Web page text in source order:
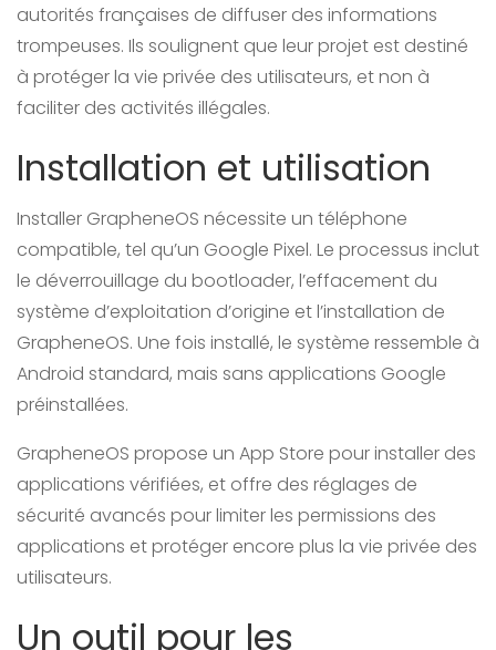
autorités françaises de diffuser des informations
trompeuses. Ils soulignent que leur projet est destiné
à protéger la vie privée des utilisateurs, et non à
faciliter des activités illégales.
Installation et utilisation
Installer GrapheneOS nécessite un téléphone
compatible, tel qu’un Google Pixel. Le processus inclut
le déverrouillage du bootloader, l’effacement du
système d’exploitation d’origine et l’installation de
GrapheneOS. Une fois installé, le système ressemble à
Android standard, mais sans applications Google
préinstallées.
GrapheneOS propose un App Store pour installer des
applications vérifiées, et offre des réglages de
sécurité avancés pour limiter les permissions des
applications et protéger encore plus la vie privée des
utilisateurs.
Un outil pour les